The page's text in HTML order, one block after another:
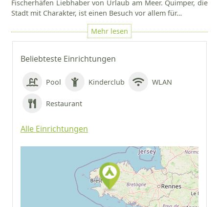
Beliebteste Einrichtungen
Pool Kinderclub WLAN
Restaurant
Alle Einrichtungen
Fischerhäfen Liebhaber von Urlaub am Meer. Quimper, die
Stadt mit Charakter, ist einen Besuch vor allem für…